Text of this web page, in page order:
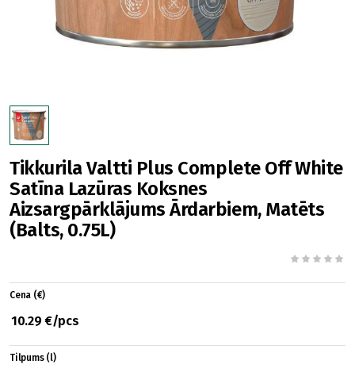
Tikkurila Valtti Plus Complete Off White
Satīna Lazūras Koksnes
Aizsargpārklājums Ārdarbiem, Matēts
(Balts, 0.75L)
Cena (€)
10.29 €/pcs
Tilpums (l)